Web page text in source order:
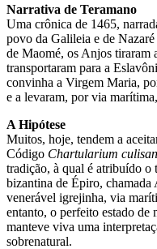
Narrativa de Teramano
Uma crônica de 1465,
povo da Galileia e de
de Maomé, os Anjos tiraram
transportaram para a
convinha a Virgem Maria,
e a levaram, por via
A Hipótese
Muitos, hoje, tendem a
Código Chartularium
tradição, à qual é atribuído o
bizantina de Épiro,
venerável igrejinha, via
entanto, o perfeito estado de
manteve viva uma
sobrenatural.